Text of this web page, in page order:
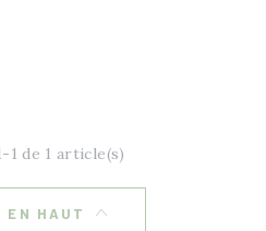
1 de 1 article(s)
EN HAUT